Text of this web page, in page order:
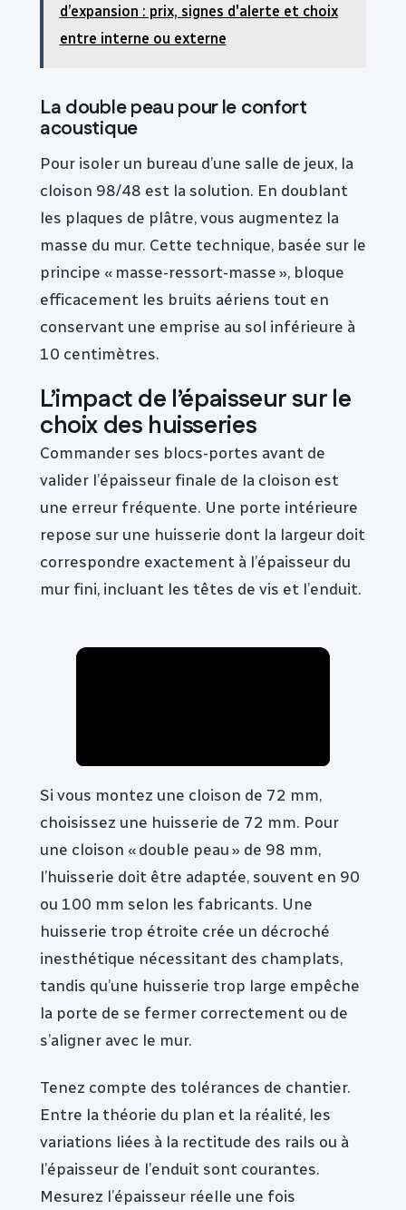
d’expansion : prix, signes d'alerte et choix
entre interne ou externe
La double peau pour le confort
acoustique
Pour isoler un bureau d’une salle de jeux, la
cloison 98/48 est la solution. En doublant
les plaques de plâtre, vous augmentez la
masse du mur. Cette technique, basée sur le
principe « masse-ressort-masse », bloque
efficacement les bruits aériens tout en
conservant une emprise au sol inférieure à
10 centimètres.
L’impact de l’épaisseur sur le
choix des huisseries
Commander ses blocs-portes avant de
valider l’épaisseur finale de la cloison est
une erreur fréquente. Une porte intérieure
repose sur une huisserie dont la largeur doit
correspondre exactement à l’épaisseur du
mur fini, incluant les têtes de vis et l’enduit.
Si vous montez une cloison de 72 mm,
choisissez une huisserie de 72 mm. Pour
une cloison « double peau » de 98 mm,
l’huisserie doit être adaptée, souvent en 90
ou 100 mm selon les fabricants. Une
huisserie trop étroite crée un décroché
inesthétique nécessitant des champlats,
tandis qu’une huisserie trop large empêche
la porte de se fermer correctement ou de
s’aligner avec le mur.
Tenez compte des tolérances de chantier.
Entre la théorie du plan et la réalité, les
variations liées à la rectitude des rails ou à
l’épaisseur de l’enduit sont courantes.
Mesurez l’épaisseur réelle une fois